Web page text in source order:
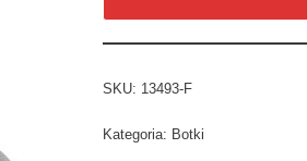
SKU: 13493-F
Kategoria: Botki